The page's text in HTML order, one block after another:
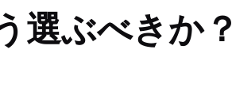
選ぶべきか？